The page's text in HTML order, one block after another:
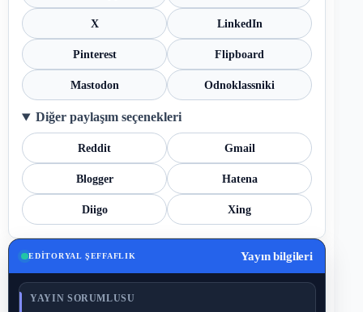
X LinkedIn
Pinterest Flipboard
Mastodon Odnoklassniki
Diğer paylaşım seçenekleri
Reddit Gmail
Blogger Hatena
Diigo Xing
EDITORYAL ŞEFFAFLIK Yayın bilgileri
YAYIN SORUMLUSU